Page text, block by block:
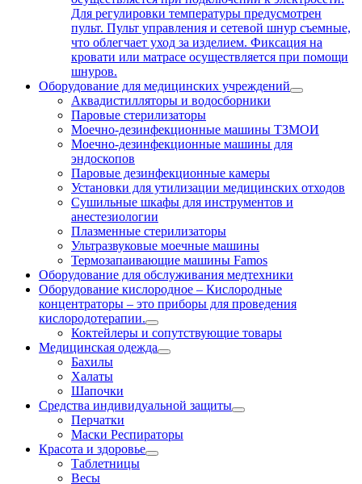
Для регулировки температуры предусмотрен
пульт. Пульт управления и сетевой шнур съемные,
что облегчает уход за изделием. Фиксация на
кровати или матрасе осуществляется при помощи
шнуров.
Оборудование для медицинских учреждений
Аквадистилляторы и водосборники
Паровые стерилизаторы
Моечно-дезинфекционные машины ТЗМОИ
Моечно-дезинфекционные машины для
эндоскопов
Паровые дезинфекционные камеры
Установки для утилизации медицинских отходов
Сушильные шкафы для инструментов и
анестезиологии
Плазменные стерилизаторы
Ультразвуковые моечные машины
Термозапаивающие машины Famos
Оборудование для обслуживания медтехники
Оборудование кислородное – Кислородные
концентраторы – это приборы для проведения
кислородотерапии.
Коктейлеры и сопутствующие товары
Медицинская одежда
Бахилы
Халаты
Шапочки
Средства индивидуальной защиты
Перчатки
Маски Респираторы
Красота и здоровье
Таблетницы
Весы